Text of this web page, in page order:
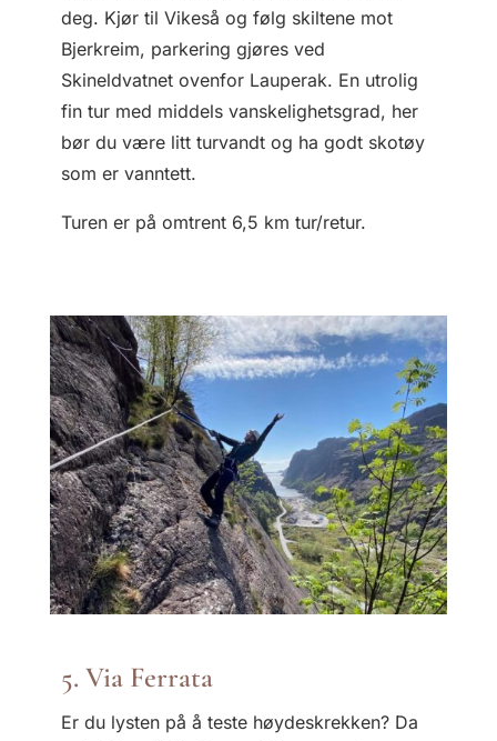
deg. Kjør til Vikeså og følg skiltene mot
Bjerkreim, parkering gjøres ved
Skineldvatnet ovenfor Lauperak. En utrolig
fin tur med middels vanskelighetsgrad, her
bør du være litt turvandt og ha godt skotøy
som er vanntett.
Turen er på omtrent 6,5 km tur/retur.
5. Via Ferrata
Er du lysten på å teste høydeskrekken? Da